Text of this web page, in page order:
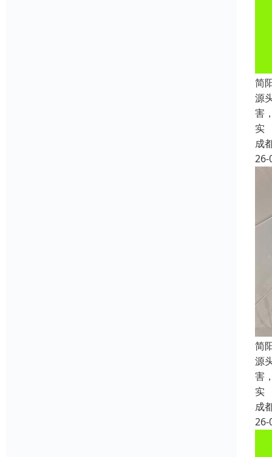
简
源
害
实
成
26-
简
源
害
实
成
26-